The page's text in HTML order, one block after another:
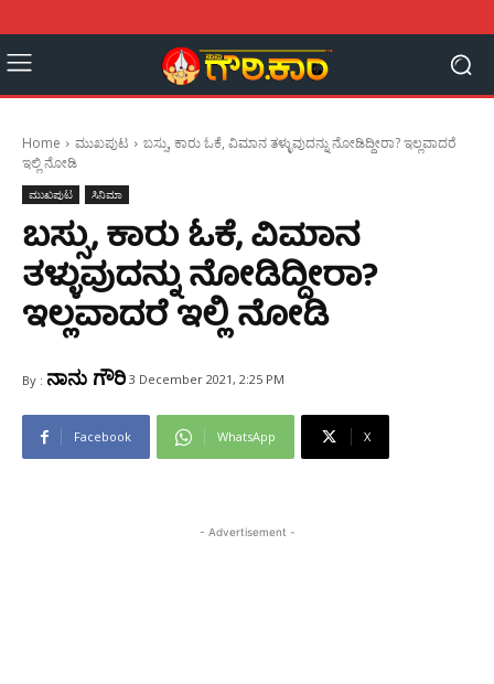
Home ಮುಖಪುಟ
ಬಸ್ಸು, ಕಾರು ಓಕೆ, ವಿಮಾನ ತಳ್ಳುವುದನ್ನು ನೋಡಿದ್ದೀರಾ? ಇಲ್ಲವಾದರೆ
ಇಲ್ಲಿ ನೋಡಿ
ಮುಖಪುಟ ಸಿನಿಮಾ
ಬಸ್ಸು, ಕಾರು ಓಕೆ, ವಿಮಾನ
ತಳ್ಳುವುದನ್ನು ನೋಡಿದ್ದೀರಾ?
ಇಲ್ಲವಾದರೆ ಇಲ್ಲಿ ನೋಡಿ
By : ನಾನು ಗೌರಿ 3 December 2021, 2:25 PM
Facebook WhatsApp X
- Advertisement -